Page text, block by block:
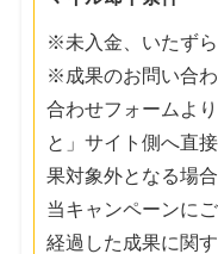
※未入金、いたず
※成果のお問い合
合わせフォームよ
と」サイト側へ直
果対象外となる場
当キャンペーンに
経過した成果に関